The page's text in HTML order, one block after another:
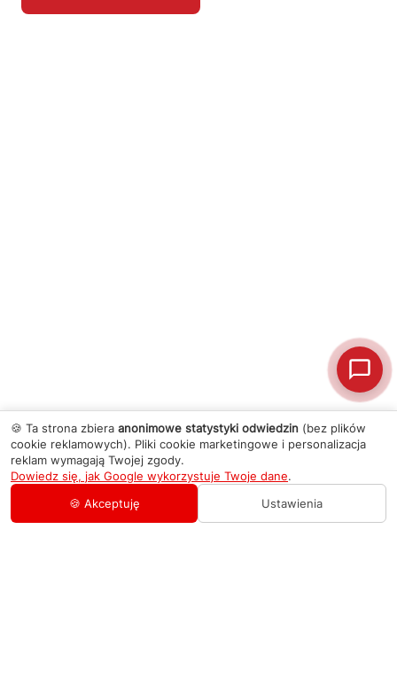
🍪 Ta strona zbiera anonimowe statystyki odwiedzin (bez plików
cookie reklamowych). Pliki cookie marketingowe i personalizacja
reklam wymagają Twojej zgody.
Dowiedz się, jak Google wykorzystuje Twoje dane.
🍪 Akceptuję
Ustawienia